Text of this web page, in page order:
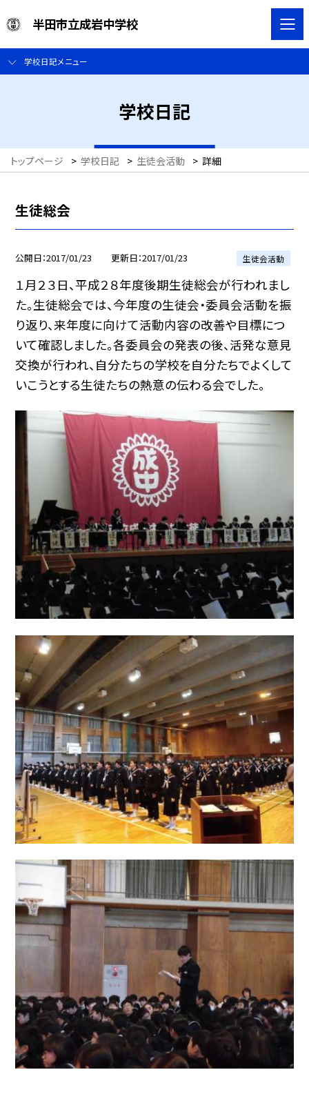
半田市立成岩中学校
学校日記メニュー
学校日記
トップページ > 学校日記 > 生徒会活動 > 詳細
生徒総会
公開日 2017/01/23 更新日 2017/01/23 生徒会活動
１月２３日、平成２８年度後期生徒総会が行われまし
た。生徒総会では、今年度の生徒会・委員会活動を振
り返り、来年度に向けて活動内容の改善や目標につ
いて確認しました。各委員会の発表の後、活発な意見
交換が行われ、自分たちの学校を自分たちでよくして
いこうとする生徒たちの熱意の伝わる会でした。